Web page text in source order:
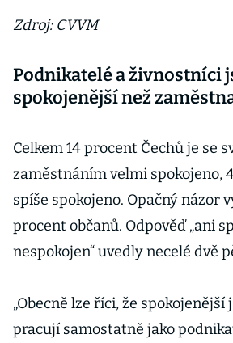
Zdroj: CVVM
Podnikatelé a živnostníci
spokojenější než
Celkem 14 procent Čechů je se
zaměstnáním velmi spokojeno,
spíše spokojeno. Opačný názor
procent občanů. Odpověď „ani
nespokojen“ uvedly necelé dvě
„Obecně lze říci, že spokojenější
pracují samostatně jako